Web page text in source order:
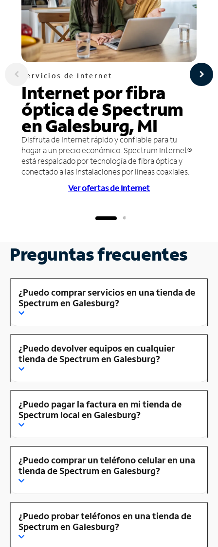
Servicios de Internet
Internet por fibra
óptica de Spectrum
en Galesburg, MI
Disfruta de Internet rápido y confiable para tu
hogar a un precio económico. Spectrum Internet®
está respaldado por tecnología de fibra óptica y
conectado a las instalaciones por líneas coaxiales.
Ver ofertas de Internet
Preguntas frecuentes
¿Puedo comprar servicios en una tienda de
Spectrum en Galesburg?
¿Puedo devolver equipos en cualquier
tienda de Spectrum en Galesburg?
¿Puedo pagar la factura en mi tienda de
Spectrum local en Galesburg?
¿Puedo comprar un teléfono celular en una
tienda de Spectrum en Galesburg?
¿Puedo probar teléfonos en una tienda de
Spectrum en Galesburg?